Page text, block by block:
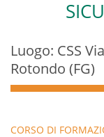
Luogo: CSS
Rotondo (FG)
CORSO DI